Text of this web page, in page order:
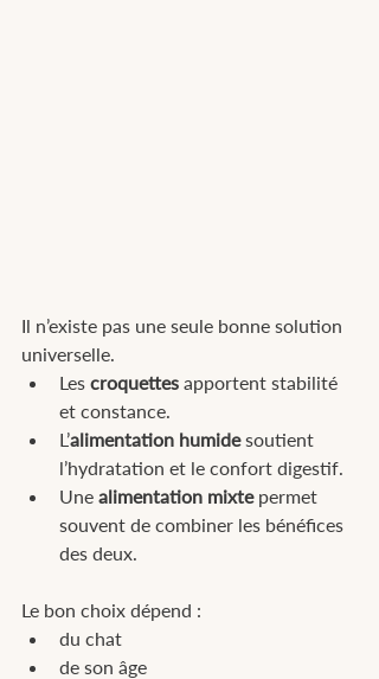
Il n’existe pas une seule bonne solution
universelle.
Les croquettes apportent stabilité
et constance.
L’alimentation humide soutient
l’hydratation et le confort digestif.
Une alimentation mixte permet
souvent de combiner les bénéfices
des deux.
Le bon choix dépend :
du chat
de son âge